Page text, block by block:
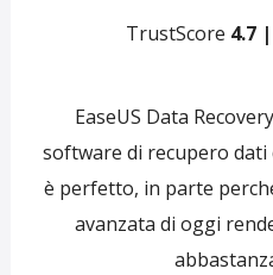
TrustScore 4.7
EaseUS Data
software di recupero dati
è perfetto, in parte
avanzata di oggi